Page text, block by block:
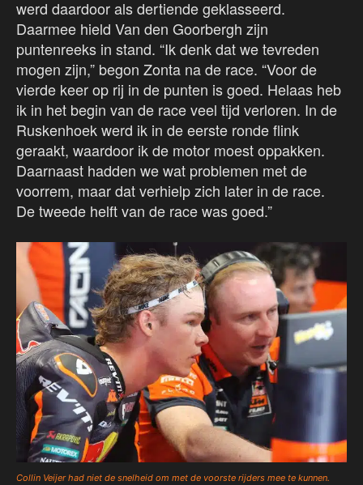
werd daardoor als dertiende geklasseerd.
Daarmee hield Van den Goorbergh zijn
puntenreeks in stand. “Ik denk dat we tevreden
mogen zijn,” begon Zonta na de race. “Voor de
vierde keer op rij in de punten is goed. Helaas heb
ik in het begin van de race veel tijd verloren. In de
Ruskenhoek werd ik in de eerste ronde flink
geraakt, waardoor ik de motor moest oppakken.
Daarnaast hadden we wat problemen met de
voorrem, maar dat verhielp zich later in de race.
De tweede helft van de race was goed.”
Collin Veijer had niet de snelheid om met de voorste rijders mee te kunnen.